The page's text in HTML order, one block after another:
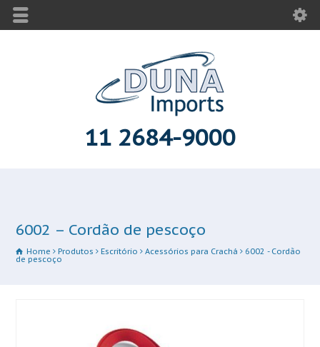
11 2684-9000
6002 – Cordão de pescoço
Home Produtos Escritório Acessórios para Crachá 6002 - Cordão
de pescoço